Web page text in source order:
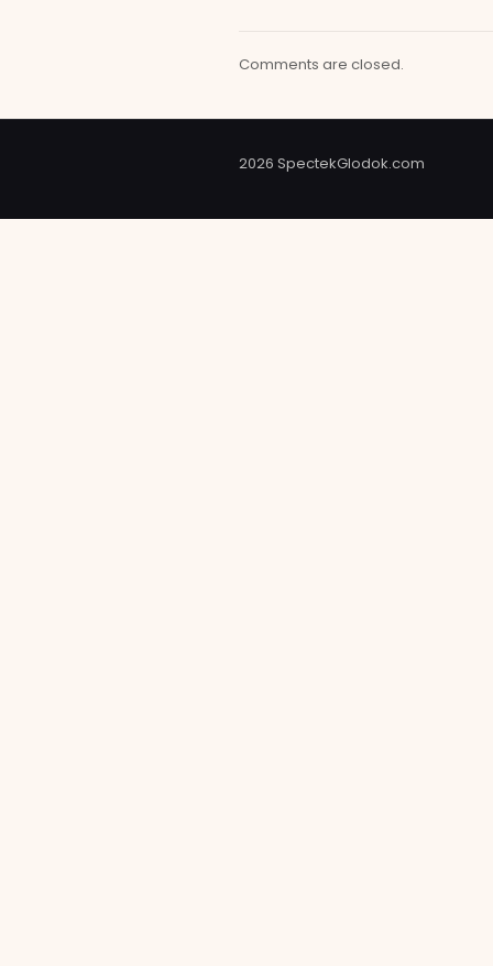
Comments are closed.
2026 SpectekGlodok.com